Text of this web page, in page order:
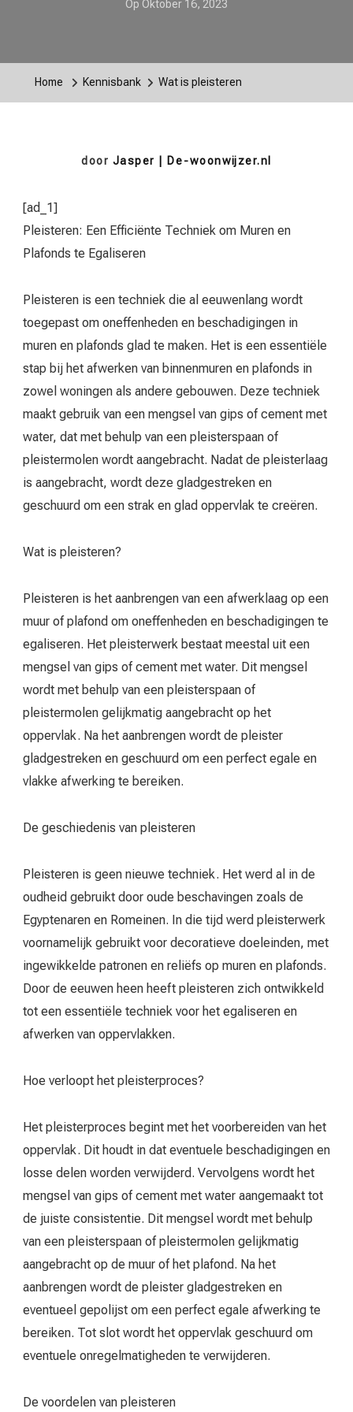
Op Oktober 16, 2023
Home Kennisbank Wat is pleisteren
door Jasper | De-woonwijzer.nl
[ad_1]
Pleisteren: Een Efficiënte Techniek om Muren en
Plafonds te Egaliseren
Pleisteren is een techniek die al eeuwenlang wordt
toegepast om oneffenheden en beschadigingen in
muren en plafonds glad te maken. Het is een essentiële
stap bij het afwerken van binnenmuren en plafonds in
zowel woningen als andere gebouwen. Deze techniek
maakt gebruik van een mengsel van gips of cement met
water, dat met behulp van een pleisterspaan of
pleistermolen wordt aangebracht. Nadat de pleisterlaag
is aangebracht, wordt deze gladgestreken en
geschuurd om een strak en glad oppervlak te creëren.
Wat is pleisteren?
Pleisteren is het aanbrengen van een afwerklaag op een
muur of plafond om oneffenheden en beschadigingen te
egaliseren. Het pleisterwerk bestaat meestal uit een
mengsel van gips of cement met water. Dit mengsel
wordt met behulp van een pleisterspaan of
pleistermolen gelijkmatig aangebracht op het
oppervlak. Na het aanbrengen wordt de pleister
gladgestreken en geschuurd om een perfect egale en
vlakke afwerking te bereiken.
De geschiedenis van pleisteren
Pleisteren is geen nieuwe techniek. Het werd al in de
oudheid gebruikt door oude beschavingen zoals de
Egyptenaren en Romeinen. In die tijd werd pleisterwerk
voornamelijk gebruikt voor decoratieve doeleinden, met
ingewikkelde patronen en reliëfs op muren en plafonds.
Door de eeuwen heen heeft pleisteren zich ontwikkeld
tot een essentiële techniek voor het egaliseren en
afwerken van oppervlakken.
Hoe verloopt het pleisterproces?
Het pleisterproces begint met het voorbereiden van het
oppervlak. Dit houdt in dat eventuele beschadigingen en
losse delen worden verwijderd. Vervolgens wordt het
mengsel van gips of cement met water aangemaakt tot
de juiste consistentie. Dit mengsel wordt met behulp
van een pleisterspaan of pleistermolen gelijkmatig
aangebracht op de muur of het plafond. Na het
aanbrengen wordt de pleister gladgestreken en
eventueel gepolijst om een perfect egale afwerking te
bereiken. Tot slot wordt het oppervlak geschuurd om
eventuele onregelmatigheden te verwijderen.
De voordelen van pleisteren